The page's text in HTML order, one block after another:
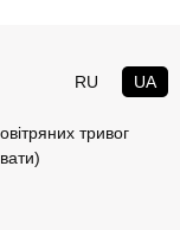
RU UA
тривог